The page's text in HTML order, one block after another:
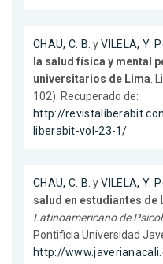
CHAU, C. B. yVILELA, Y. P.
la salud física y mental
universitarios de Lima.
102). Recuperado de:
http://
liberabit-vol-23-1/
CHAU, C. B. yVILELA, Y. P.
salud en estudiantes de
Latinoamericano de
Pontificia Universidad
http://